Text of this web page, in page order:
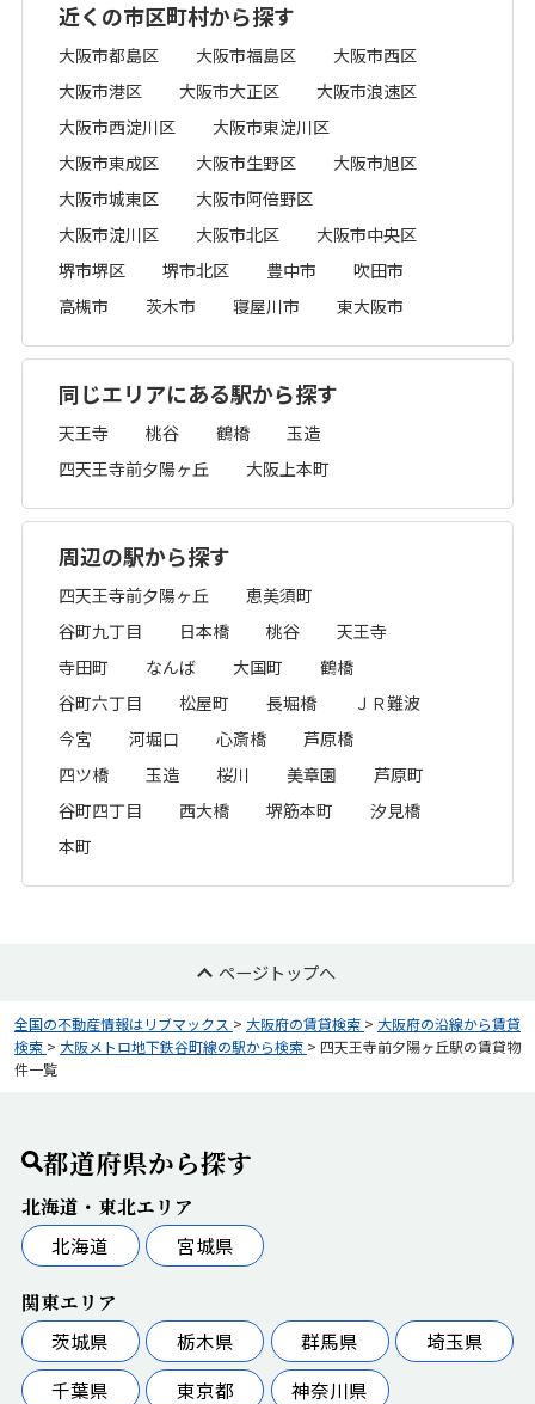
近くの市区町村から探す
大阪市都島区 大阪市福島区
大阪市西区
大阪市港区
大阪市大正区
大阪市浪速区
大阪市西淀川区
大阪市東淀川区
大阪市東成区
大阪市生野区
大阪市旭区
大阪市城東区
大阪市阿倍野区
大阪市淀川区
大阪市北区
大阪市中央区
堺市堺区
堺市北区 豊中市
吹田市
高槻市
茨木市 寝屋川市 東大阪市
同じエリアにある駅から探す
天王寺 桃谷 鶴橋
玉造
四天王寺前夕陽ヶ丘
大阪上本町
周辺の駅から探す
四天王寺前夕陽ヶ丘
恵美須町
谷町九丁目
日本橋 桃谷
天王寺
寺田町
なんば 大国町
鶴橋
谷町六丁目
松屋町 長堀橋
ＪＲ難波
今宮
河堀口 心斎橋
芦原橋
四ツ橋
玉造 桜川 美章園
芦原町
谷町四丁目
西大橋 堺筋本町
汐見橋
本町
ページトップへ
全国の不動産情報はリブマックス > 大阪府の賃貸検索 > 大阪府の沿線から賃貸
検索 > 大阪メトロ地下鉄谷町線の駅から検索 > 四天王寺前夕陽ヶ丘駅の賃貸物
件一覧
都道府県から探す
北海道・東北エリア
北海道
宮城県
関東エリア
茨城県
栃木県 群馬県
埼玉県
千葉県
東京都 神奈川県